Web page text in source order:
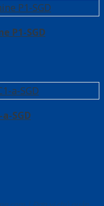
P1-SGD
SGD